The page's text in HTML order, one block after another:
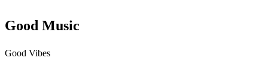
Good Music
Good Vibes